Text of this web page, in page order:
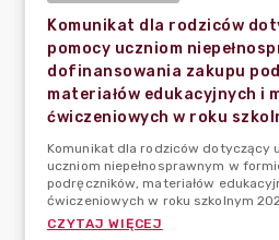
Komunikat dla rodziców
pomocy uczniom
dofinansowania zakupu
materiałów edukacyjnych i
ćwiczeniowych w roku
Komunikat dla rodziców dotyczący
uczniom niepełnosprawnym w
podręczników, materiałów
ćwiczeniowych w roku szkolnym
CZYTAJ WIĘCEJ